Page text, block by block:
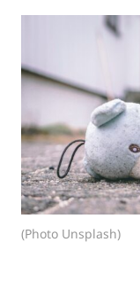
(Photo Unsplash)